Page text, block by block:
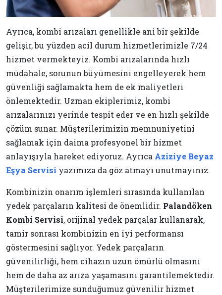
Ayrıca, kombi arızaları genellikle ani bir şekilde
gelişir, bu yüzden acil durum hizmetlerimizle 7/24
hizmet vermekteyiz. Kombi arızalarında hızlı
müdahale, sorunun büyümesini engelleyerek hem
güvenliği sağlamakta hem de ek maliyetleri
önlemektedir. Uzman ekiplerimiz, kombi
arızalarınızı yerinde tespit eder ve en hızlı şekilde
çözüm sunar. Müşterilerimizin memnuniyetini
sağlamak için daima profesyonel bir hizmet
anlayışıyla hareket ediyoruz. Ayrıca Aziziye Beyaz
Eşya Servisi yazımıza da göz atmayı unutmayınız.
Kombinizin onarım işlemleri sırasında kullanılan
yedek parçaların kalitesi de önemlidir. Palandöken
Kombi Servisi, orijinal yedek parçalar kullanarak,
tamir sonrası kombinizin en iyi performansı
göstermesini sağlıyor. Yedek parçaların
güvenilirliği, hem cihazın uzun ömürlü olmasını
hem de daha az arıza yaşamasını garantilemektedir.
Müşterilerimize sunduğumuz güvenilir hizmet